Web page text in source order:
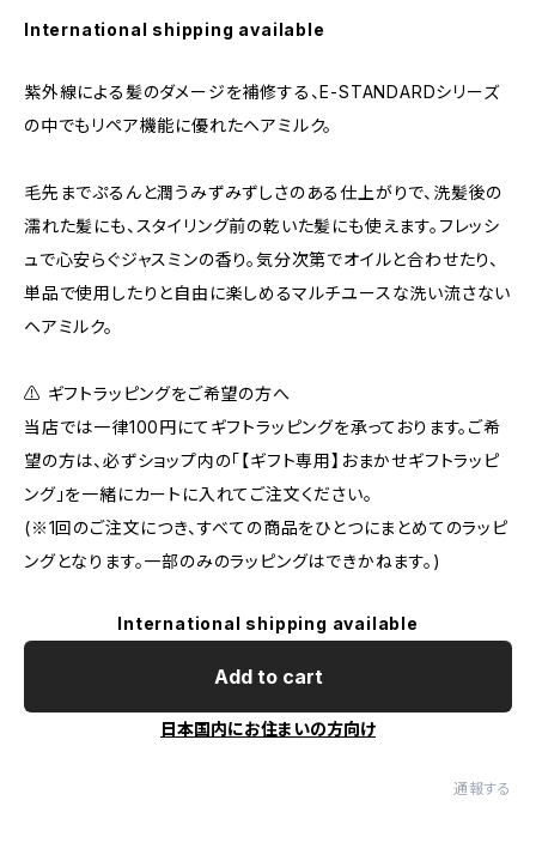
International shipping available
紫外線による髪のダメージを補修する、E-STANDARDシリーズ
の中でもリペア機能に優れたヘアミルク。
毛先までぷるんと潤うみずみずしさのある仕上がりで、洗髪後の
濡れた髪にも、スタイリング前の乾いた髪にも使えます。フレッシ
ュで心安らぐジャスミンの香り。気分次第でオイルと合わせたり、
単品で使用したりと自由に楽しめるマルチユースな洗い流さない
ヘアミルク。
⚠️ ギフトラッピングをご希望の方へ
当店では一律100円にてギフトラッピングを承っております。ご希
望の方は、必ずショップ内の「【ギフト専用】おまかせギフトラッピ
ング」を一緒にカートに入れてご注文ください。
(※1回のご注文につき、すべての商品をひとつにまとめてのラッピ
ングとなります。一部のみのラッピングはできかねます。)
International shipping available
Add to cart
日本国内にお住まいの方向け
通報する